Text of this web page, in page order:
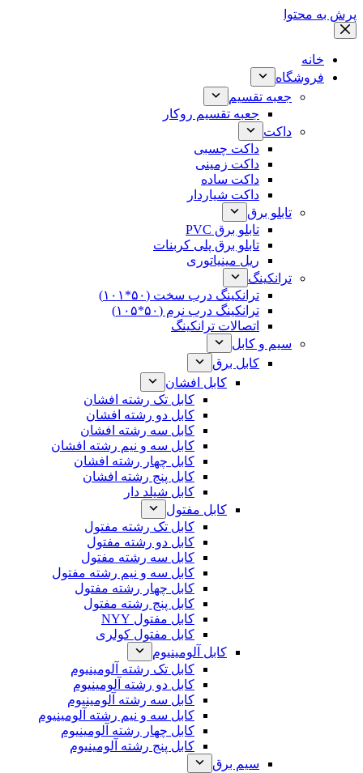
پرش به محتوا
خانه
فروشگاه
جعبه تقسیم
جعبه تقسیم روکار
داکت
داکت چسبی
داکت زمینی
داکت ساده
داکت شیاردار
تابلو برق
تابلو برق PVC
تابلو برق پلی کربنات
ریل مینیاتوری
ترانکینگ
ترانکینگ درب سخت (۵۰*۱۰۱)
ترانکینگ درب نرم (۵۰*۱۰۵)
اتصالات ترانکینگ
سیم و کابل
کابل برق
کابل افشان
کابل تک رشته افشان
کابل دو رشته افشان
کابل سه رشته افشان
کابل سه و نیم رشته افشان
کابل چهار رشته افشان
کابل پنج رشته افشان
کابل شیلد دار
کابل مفتول
کابل تک رشته مفتول
کابل دو رشته مفتول
کابل سه رشته مفتول
کابل سه و نیم رشته مفتول
کابل چهار رشته مفتول
کابل پنج رشته مفتول
کابل مفتول NYY
کابل مفتول کولری
کابل آلومینیوم
کابل تک رشته آلومینیوم
کابل دو رشته آلومینیوم
کابل سه رشته آلومینیوم
کابل سه و نیم رشته آلومینیوم
کابل چهار رشته آلومینیوم
کابل پنج رشته آلومینیوم
سیم برق